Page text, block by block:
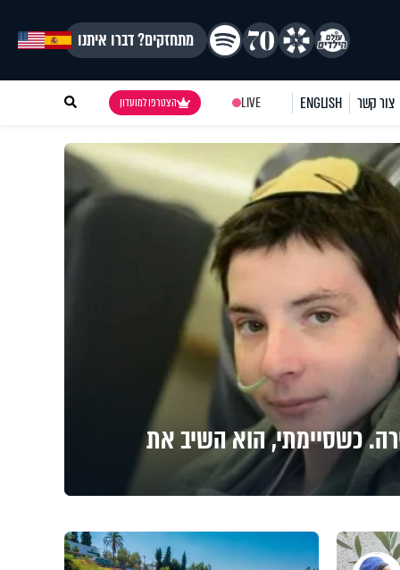
מתחזקים? דברו איתנו
צור קשר ENGLISH
LIVE הצטרפו למועדון
כשסיימתי, הוא השיב את